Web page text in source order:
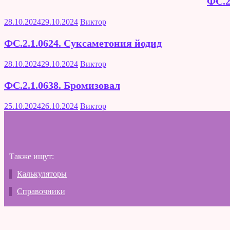
28.10.202429.10.2024 Виктор
ФС.2.1.0624. Суксаметония йодид
28.10.202429.10.2024 Виктор
ФС.2.1.0638. Бромизовал
25.10.202426.10.2024 Виктор
Также ищут:
Калькуляторы
Справочники